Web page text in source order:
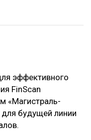
эффективного
FinScan
«Магистраль-
для будущей линии